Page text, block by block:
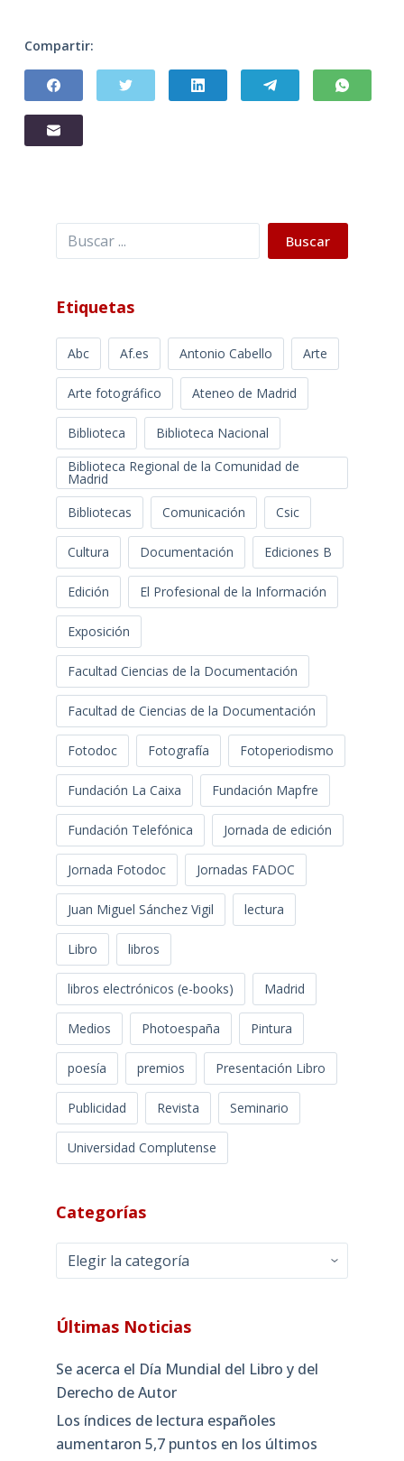
Compartir:
Buscar Buscar
Etiquetas
Abc Af.es Antonio Cabello Arte
Arte fotográfico Ateneo de Madrid
Biblioteca
Biblioteca Nacional
Biblioteca Regional de la Comunidad de
Madrid
Bibliotecas
Comunicación Csic
Cultura Documentación Ediciones B
Edición El Profesional de la Información
Exposición
Facultad Ciencias de la Documentación
Facultad de Ciencias de la Documentación
Fotodoc Fotografía Fotoperiodismo
Fundación La Caixa Fundación Mapfre
Fundación Telefónica Jornada de edición
Jornada Fotodoc Jornadas FADOC
Juan Miguel Sánchez Vigil lectura
Libro libros
libros electrónicos (e-books) Madrid
Medios Photoespaña Pintura
poesía premios Presentación Libro
Publicidad Revista Seminario
Universidad Complutense
Categorías
Categorías
Últimas Noticias
Se acerca el Día Mundial del Libro y del
Derecho de Autor
Los índices de lectura españoles
aumentaron 5,7 puntos en los últimos